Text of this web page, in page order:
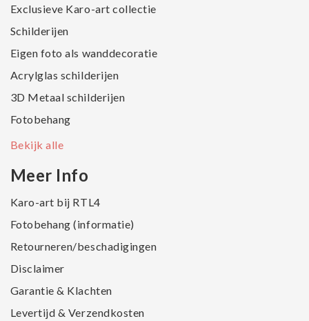
Exclusieve Karo-art collectie
Schilderijen
Eigen foto als wanddecoratie
Acrylglas schilderijen
3D Metaal schilderijen
Fotobehang
Bekijk alle
Meer Info
Karo-art bij RTL4
Fotobehang (informatie)
Retourneren/beschadigingen
Disclaimer
Garantie & Klachten
Levertijd & Verzendkosten